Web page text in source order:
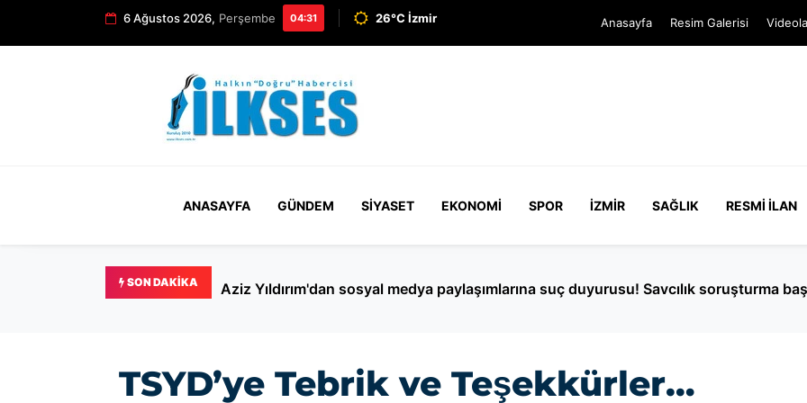
6 Ağustos 2026, Perşembe 04:31 26°C İzmir Anasayfa Resim Galerisi
ANASAYFA GÜNDEM SIYASET EKONOMI SPOR İZMIR SAĞLIK RESMI İLAN
SON DAKIKA Aziz Yıldırım'dan sosyal medya paylaşımlarına suç duyurusu! Savcılık soruşturma
TSYD’ye Tebrik ve Teşekkürler…